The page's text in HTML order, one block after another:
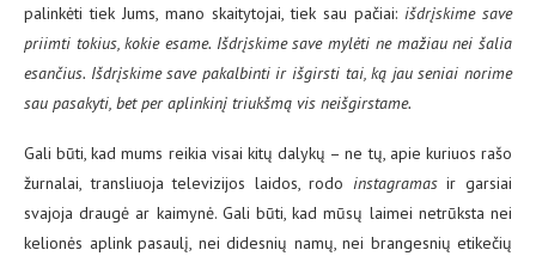
palinkėti tiek Jums, mano skaitytojai, tiek sau pačiai: išdrįskime save
priimti tokius, kokie esame. Išdrįskime save mylėti ne mažiau nei šalia
esančius. Išdrįskime save pakalbinti ir išgirsti tai, ką jau seniai norime
sau pasakyti, bet per aplinkinį triukšmą vis neišgirstame.
Gali būti, kad mums reikia visai kitų dalykų – ne tų, apie kuriuos rašo
žurnalai, transliuoja televizijos laidos, rodo instagramasir garsiai
svajoja draugė ar kaimynė. Gali būti, kad mūsų laimei netrūksta nei
kelionės aplink pasaulį, nei didesnių namų, nei brangesnių etikečių